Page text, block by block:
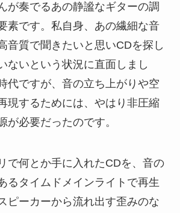
が奏でるあの静謐なギターの調
素です。私自身、あの繊細な音
音質で聞きたいと思いCDを探し
ないという状況に直面しまし
代ですが、音の立ち上がりや空
現するためには、やはり非圧縮
が必要だったのです。
で何とか手に入れたCDを、音の
るタイムドメインライトで再生
ピーカーから流れ出す歪みのな